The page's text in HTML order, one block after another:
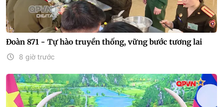
Đoàn 871 - Tự hào truyền thống, vững bước tương lai
8 giờ trước